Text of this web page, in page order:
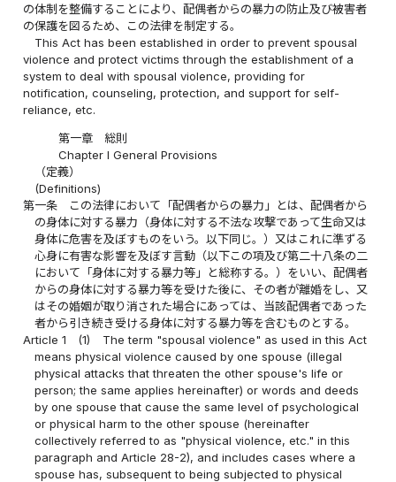
の体制を整備することにより、配偶者からの暴力の防止及び被害者
の保護を図るため、この法律を制定する。
This Act has been established in order to prevent spousal
violence and protect victims through the establishment of a
system to deal with spousal violence, providing for
notification, counseling, protection, and support for self-
reliance, etc.
第一章 総則
Chapter I General Provisions
（定義）
(Definitions)
第一条
この法律において「配偶者からの暴力」とは、配偶者から
の身体に対する暴力（身体に対する不法な攻撃であって生命又は
身体に危害を及ぼすものをいう。以下同じ。）又はこれに準ずる
心身に有害な影響を及ぼす言動（以下この項及び第二十八条の二
において「身体に対する暴力等」と総称する。）をいい、配偶者
からの身体に対する暴力等を受けた後に、その者が離婚をし、又
はその婚姻が取り消された場合にあっては、当該配偶者であった
者から引き続き受ける身体に対する暴力等を含むものとする。
Article 1
(1)
The term "spousal violence" as used in this Act
means physical violence caused by one spouse (illegal
physical attacks that threaten the other spouse's life or
person; the same applies hereinafter) or words and deeds
by one spouse that cause the same level of psychological
or physical harm to the other spouse (hereinafter
collectively referred to as "physical violence, etc." in this
paragraph and Article 28-2), and includes cases where a
spouse has, subsequent to being subjected to physical